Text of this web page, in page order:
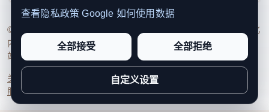
© 2026 新欧洲·欧洲头条. All Rights Reserved. 本网站持续优化
内容透明度、联系方式与用户权利说明，以提升品牌信任感和
站点完整度。
关于我们 编辑规范日期归档隐私政策
服务条款联系我们
查看隐私政策 Google 如何使用数据
全部接受 全部拒绝
自定义设置